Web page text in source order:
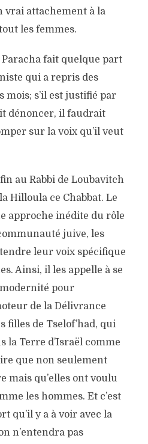
SONT LES
vrai attachement à la
les femmes.
fait quelque part
qui a repris des
mois; s’il est justifié par
dénoncer, il faudrait
sur la voix qu’il veut
au Rabbi de Loubavitch
Hilloula ce Chabbat. Le
approche inédite du rôle
juive, les
leur voix spécifique
Ainsi, il les appelle à se
pour
de la Délivrance
filles de Tselof’had, qui
la Terre d’Israël comme
que non seulement
mais qu’elles ont voulu
les hommes. Et c’est
qu’il y a à voir avec la
n’entendra pas